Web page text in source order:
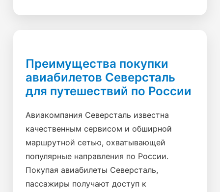
Преимущества покупки
авиабилетов Северсталь
для путешествий по России
Авиакомпания Северсталь известна
качественным сервисом и обширной
маршрутной сетью, охватывающей
популярные направления по России.
Покупая авиабилеты Северсталь,
пассажиры получают доступ к